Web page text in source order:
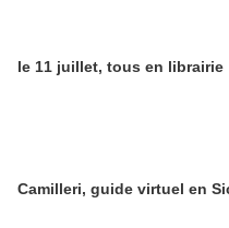
le 11 juillet, tous en librairie
Camilleri, guide virtuel en